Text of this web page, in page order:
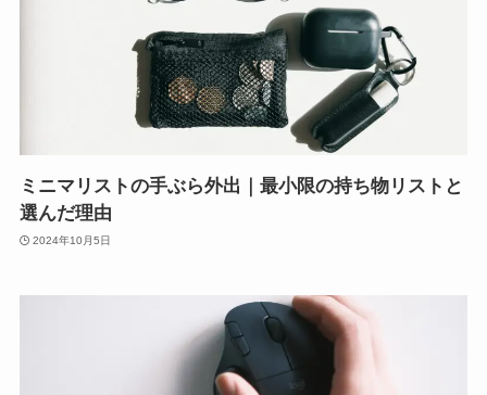
ミニマリストの手ぶら外出｜最小限の持ち物リストと
選んだ理由
2024年10月5日